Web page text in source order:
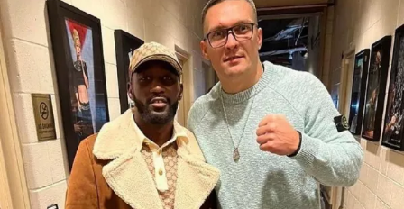
ЧС-2026
ФУТЗАЛ
ІНШІ
БУКМЕКЕРИ